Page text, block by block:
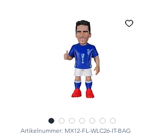
Artikelnummer: MX12-FL-WLC26-IT-BAG